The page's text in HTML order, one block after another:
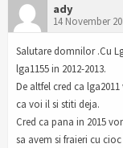
ady
14 November
Salutare domnilor .Cu
lga1155 in 2012-2013.
De altfel cred ca
ca voi il si stiti deja.
Cred ca pana in 2015
sa avem si fraieri cu